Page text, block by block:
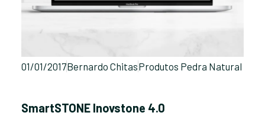
01/01/2017Bernardo ChitasProdutos Pedra Natural
SmartSTONE Inovstone 4.0